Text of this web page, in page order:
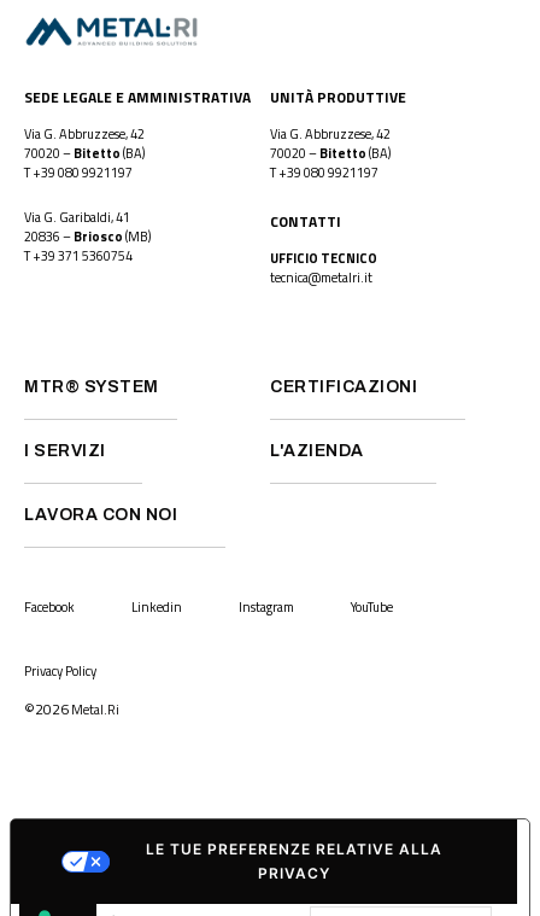
SEDE LEGALE E AMMINISTRATIVA
Via G. Abbruzzese, 42
70020 –Bitetto(BA)
T+39 080 9921197
UNITÀ PRODUTTIVE
Via G. Abbruzzese, 42
70020 –Bitetto(BA)
T+39 080 9921197
Via G. Garibaldi, 41
20836 –Briosco(MB)
T+39 371 5360754
CONTATTI
UFFICIO TECNICO
tecnica@metalri.it
MTR® SYSTEM CERTIFICAZIONI
I SERVIZI L'AZIENDA
LAVORA CON NOI
Facebook Linkedin Instagram YouTube
Privacy Policy
©2026Metal.Ri
LE TUE PREFERENZE RELATIVE ALLA
PRIVACY